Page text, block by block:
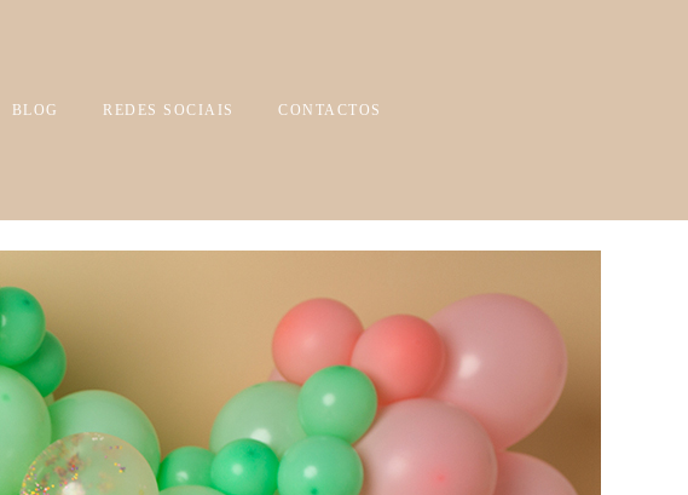
BLOG REDES SOCIAIS CONTACTOS